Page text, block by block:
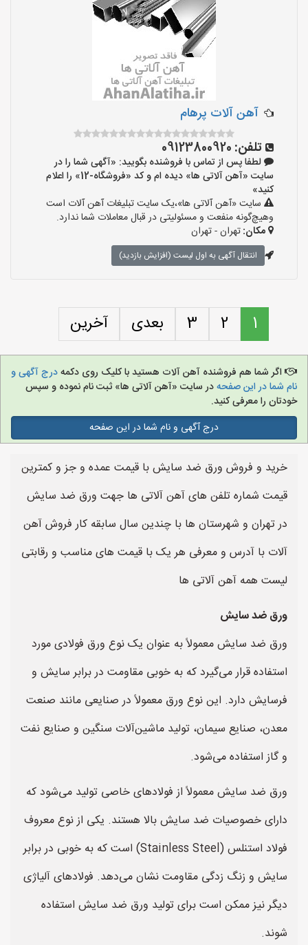
آهن آلات پرهام
تلفن: 09123800920
لطفا پس از تماس با فروشنده بگویید: «آگهی شما را در
سایت «آهن آلاتی ها» دیده ام و کد «فروشگاه-12» را اعلام
کنید»
سایت «آهن آلاتی ها»،یک سایت تبلیغات آهن آلات است
وهیچ‌گونه منفعت و مسئولیتی در قبال معاملات شما ندارد.
مکان:تهران - تهران
انتقال آگهی به اول لیست (افزایش بازدید)
1
2
3 بعدی آخرین
اگر شما هم فروشنده آهن آلات هستید با کلیک روی دکمهدرج آگهی و
نام شما در این صفحهدر سایت «آهن آلاتی ها» ثبت نام نموده و سپس
خودتان را معرفی کنید.
درج آگهی و نام شما در این صفحه
خرید و فروش ورق ضد سایش با قیمت عمده و جز و کمترین
قیمت شماره تلفن های آهن آلاتی ها جهت ورق ضد سایش
در تهران و شهرستان ها با چندین سال سابقه کار فروش آهن
آلات با آدرس و معرفی هر یک با قیمت های مناسب و رقابتی
لیست همه آهن آلاتی ها
ورق ضد سایش
ورق ضد سایش معمولاً به عنوان یک نوع ورق فولادی مورد
استفاده قرار می‌گیرد که به خوبی مقاومت در برابر سایش و
فرسایش دارد. این نوع ورق معمولاً در صنایعی مانند صنعت
معدن، صنایع سیمان، تولید ماشین‌آلات سنگین و صنایع نفت
و گاز استفاده می‌شود.
ورق ضد سایش معمولاً از فولادهای خاصی تولید می‌شود که
دارای خصوصیات ضد سایش بالا هستند. یکی از نوع معروف
فولاد استنلس (Stainless Steel) است که به خوبی در برابر
سایش و زنگ زدگی مقاومت نشان می‌دهد. فولاد‌های آلیاژی
دیگر نیز ممکن است برای تولید ورق ضد سایش استفاده
شوند.